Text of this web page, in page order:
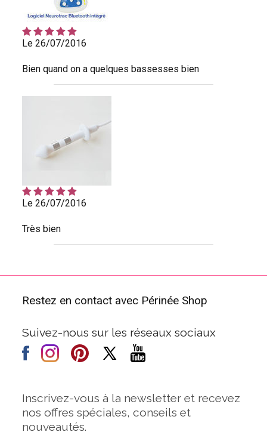
Le 26/07/2016
Bien quand on a quelques bassesses bien
Le 26/07/2016
Très bien
Restez en contact avec Périnée Shop
Suivez-nous sur les réseaux sociaux
Inscrivez-vous à la newsletter et recevez
nos offres spéciales, conseils et
nouveautés.